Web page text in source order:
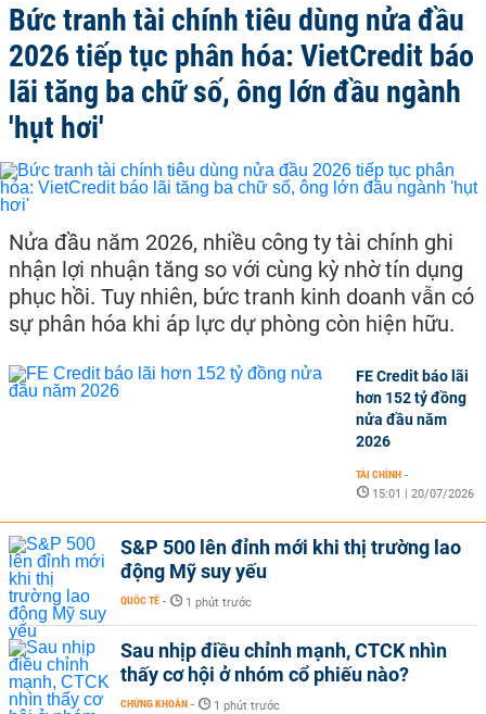
Bức tranh tài chính tiêu dùng nửa đầu
2026 tiếp tục phân hóa: VietCredit báo
lãi tăng ba chữ số, ông lớn đầu ngành
'hụt hơi'
Nửa đầu năm 2026, nhiều công ty tài chính ghi
nhận lợi nhuận tăng so với cùng kỳ nhờ tín dụng
phục hồi. Tuy nhiên, bức tranh kinh doanh vẫn có
sự phân hóa khi áp lực dự phòng còn hiện hữu.
FE Credit báo lãi
hơn 152 tỷ đồng
nửa đầu năm
2026
TÀI CHÍNH -
15:01 | 20/07/2026
S&P 500 lên đỉnh mới khi thị trường lao
động Mỹ suy yếu
QUỐC TẾ - 1 phút trước
Sau nhịp điều chỉnh mạnh, CTCK nhìn
thấy cơ hội ở nhóm cổ phiếu nào?
CHỨNG KHOÁN - 1 phút trước